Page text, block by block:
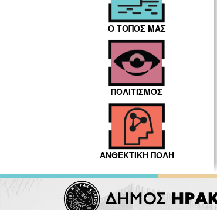
Ο ΤΟΠΟΣ ΜΑΣ
ΠΟΛΙΤΙΣΜΟΣ
ΑΝΘΕΚΤΙΚΗ ΠΟΛΗ